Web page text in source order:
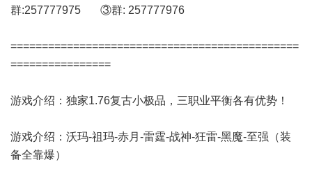
群:257777975 ③群: 257777976
==============================================
================
游戏介绍：独家1.76复古小极品，三职业平衡各有优势！
游戏介绍：沃玛-祖玛-赤月-雷霆-战神-狂雷-黑魔-至强（装
备全靠爆）